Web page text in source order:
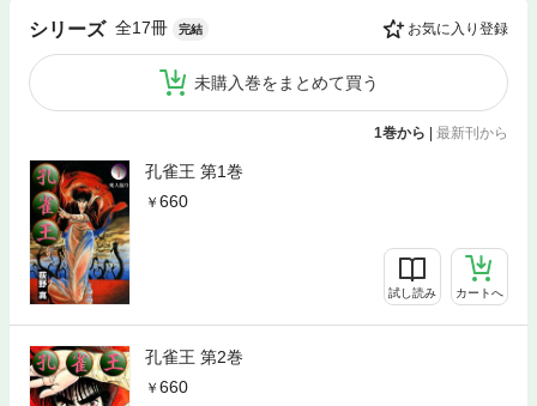
シリーズ 全17冊 完結 お気に入り登録
未購入巻をまとめて買う
1巻から | 最新刊から
孔雀王 第1巻
660
試し読み カートへ
孔雀王 第2巻
660